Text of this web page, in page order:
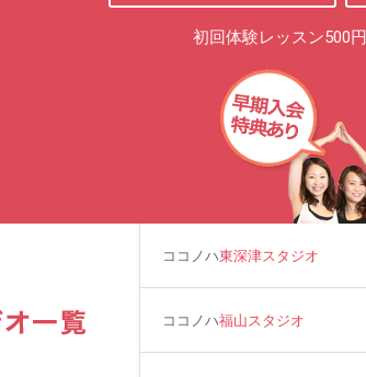
初回体験レッスン500円
ココノハ東深津スタジオ
ココノハ福山スタジオ